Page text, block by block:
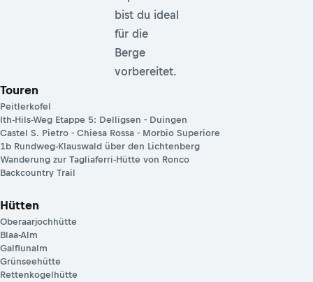
bist du ideal
für die
Berge
vorbereitet.
Touren
Peitlerkofel
Ith-Hils-Weg Etappe 5: Delligsen - Duingen
Castel S. Pietro - Chiesa Rossa - Morbio Superiore
1b Rundweg-Klauswald über den Lichtenberg
Wanderung zur Tagliaferri-Hütte von Ronco
Backcountry Trail
Hütten
Oberaarjochhütte
Blaa-Alm
Galflunalm
Grünseehütte
Rettenkogelhütte